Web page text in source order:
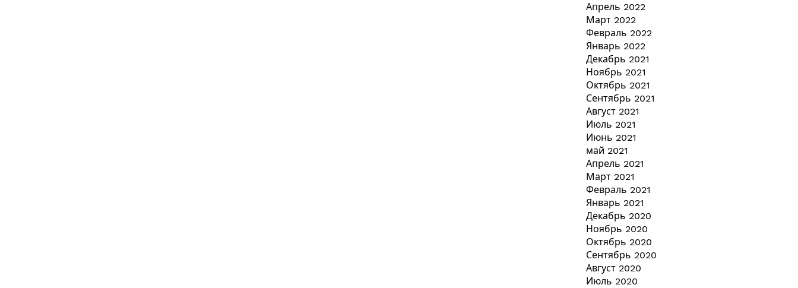
Апрель 2022
Март 2022
Февраль 2022
Январь 2022
Декабрь 2021
Ноябрь 2021
Октябрь 2021
Сентябрь 2021
Август 2021
Июль 2021
Июнь 2021
май 2021
Апрель 2021
Март 2021
Февраль 2021
Январь 2021
Декабрь 2020
Ноябрь 2020
Октябрь 2020
Сентябрь 2020
Август 2020
Июль 2020